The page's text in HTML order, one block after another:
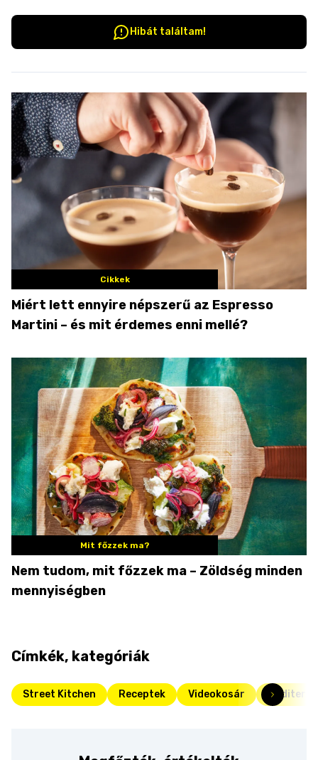
Hibát találtam!
Cikkek
Miért lett ennyire népszerű az Espresso
Martini – és mit érdemes enni mellé?
Mit főzzek ma?
Nem tudom, mit főzzek ma – Zöldség minden
mennyiségben
Címkék, kategóriák
Street Kitchen Receptek Videokosár